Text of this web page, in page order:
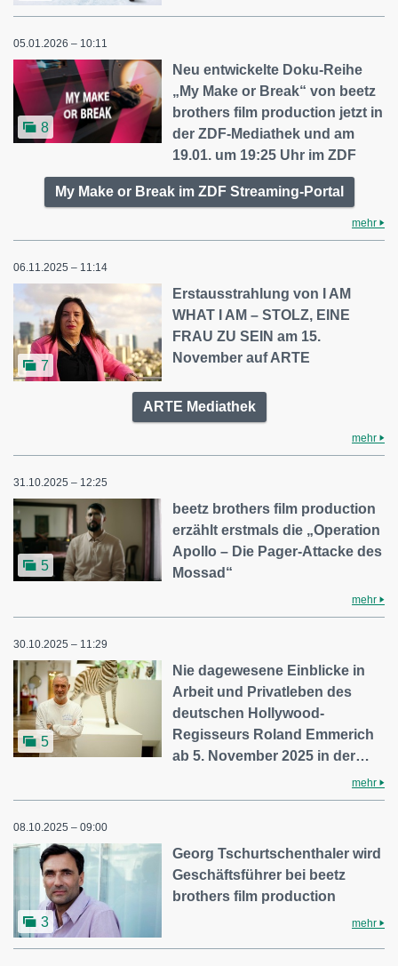
05.01.2026 – 10:11
8
Neu entwickelte Doku-Reihe
„My Make or Break“ von beetz
brothers film production jetzt in
der ZDF-Mediathek und am
19.01. um 19:25 Uhr im ZDF
My Make or Break im ZDF Streaming-Portal
mehr
06.11.2025 – 11:14
7
Erstausstrahlung von I AM
WHAT I AM – STOLZ, EINE
FRAU ZU SEIN am 15.
November auf ARTE
ARTE Mediathek
mehr
31.10.2025 – 12:25
5
beetz brothers film production
erzählt erstmals die „Operation
Apollo – Die Pager-Attacke des
Mossad“
mehr
30.10.2025 – 11:29
5
Nie dagewesene Einblicke in
Arbeit und Privatleben des
deutschen Hollywood-
Regisseurs Roland Emmerich
ab 5. November 2025 in der…
mehr
08.10.2025 – 09:00
3
Georg Tschurtschenthaler wird
Geschäftsführer bei beetz
brothers film production
mehr